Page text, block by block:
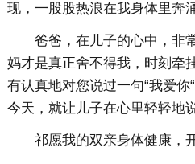
现，一股股热浪在我身体里奔涌
爸爸，在儿子的心中，非
妈才是真正舍不得我，时刻牵
有认真地对您说过一句“我爱你
今天，就让儿子在心里轻轻地
祁愿我的双亲身体健康，